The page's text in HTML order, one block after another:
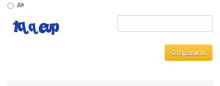
да
Отправить